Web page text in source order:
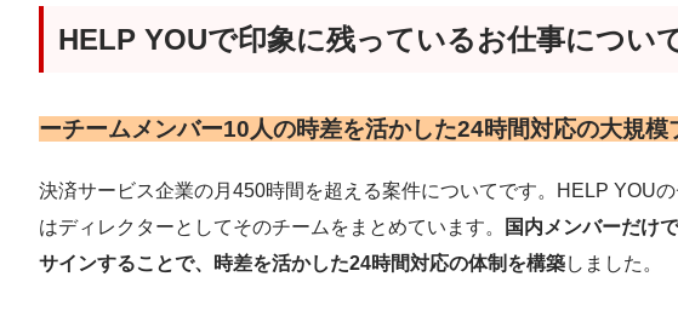
HELP YOUで印象に残っているお仕事につい
ーチームメンバー10人の時差を活かした24時間対応の大規模
決済サービス企業の月450時間を超える案件についてです。HELP YOU
はディレクターとしてそのチームをまとめています。
国内メンバーだけ
サインすることで、時差を活かした24時間対応の体制を構築しました。